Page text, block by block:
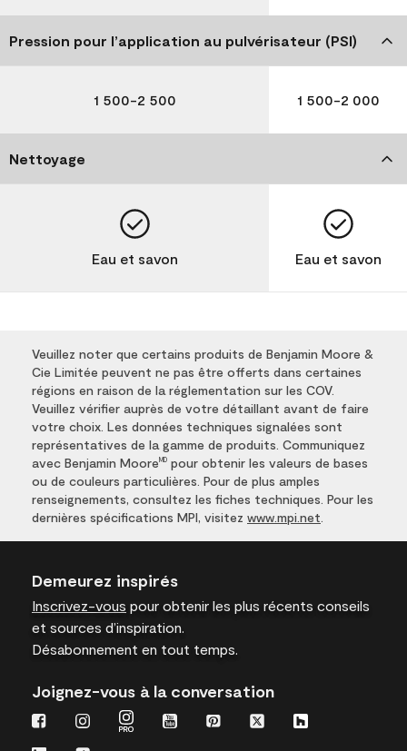
Pression pour l’application au pulvérisateur (PSI)
1 500-2 500 1 500-2 000
Nettoyage
Eau et savon Eau et savon
Veuillez noter que certains produits de Benjamin Moore &
Cie Limitée peuvent ne pas être offerts dans certaines
régions en raison de la réglementation sur les COV.
Veuillez vérifier auprès de votre détaillant avant de faire
votre choix. Les données techniques signalées sont
représentatives de la gamme de produits. Communiquez
avec Benjamin Moore MD pour obtenir les valeurs de bases
ou de couleurs particulières. Pour de plus amples
renseignements, consultez les fiches techniques. Pour les
dernières spécifications MPI, visitez www.mpi.net
Demeurez inspirés
Inscrivez-vous pour obtenir les plus récents conseils
et sources d’inspiration.
Désabonnement en tout temps.
Joignez-vous à la conversation